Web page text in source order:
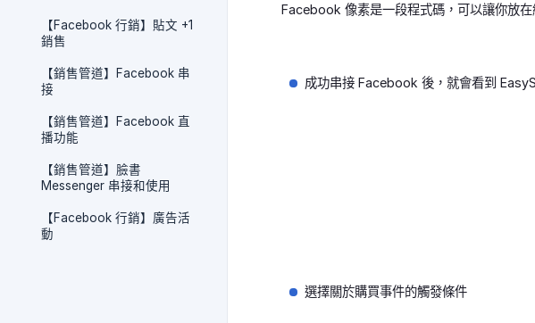
【Facebook 行銷】貼文 +1
銷售
【銷售管道】Facebook 串
接
【銷售管道】Facebook 直
播功能
【銷售管道】臉書
Messenger 串接和使用
【Facebook 行銷】廣告活
動
Facebook 像素是一段程式碼，可以讓你放
成功串接 Facebook 後，就會看到
選擇關於購買事件的觸發條件